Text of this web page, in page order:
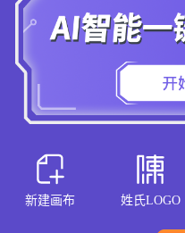
新建画布 姓氏LOGO